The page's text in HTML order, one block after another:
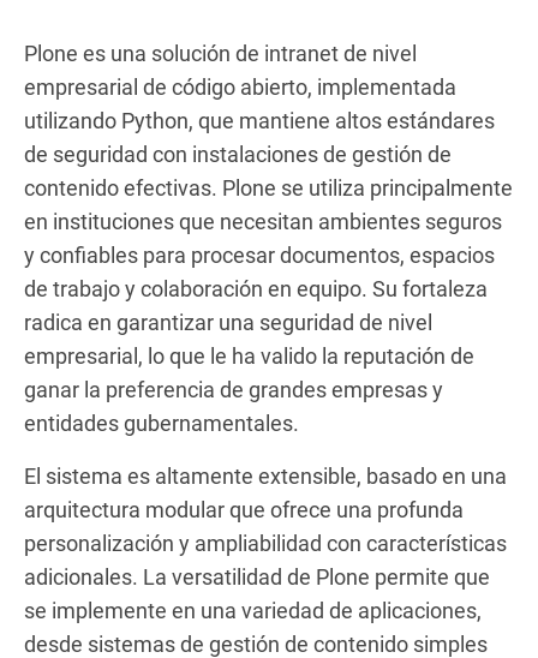
Plone es una solución de intranet de nivel
empresarial de código abierto, implementada
utilizando Python, que mantiene altos estándares
de seguridad con instalaciones de gestión de
contenido efectivas. Plone se utiliza principalmente
en instituciones que necesitan ambientes seguros
y confiables para procesar documentos, espacios
de trabajo y colaboración en equipo. Su fortaleza
radica en garantizar una seguridad de nivel
empresarial, lo que le ha valido la reputación de
ganar la preferencia de grandes empresas y
entidades gubernamentales.
El sistema es altamente extensible, basado en una
arquitectura modular que ofrece una profunda
personalización y ampliabilidad con características
adicionales. La versatilidad de Plone permite que
se implemente en una variedad de aplicaciones,
desde sistemas de gestión de contenido simples